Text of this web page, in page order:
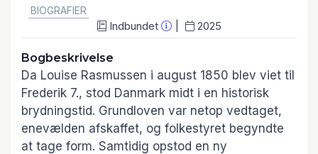
BIOGRAFIER
Indbundet 2025
Bogbeskrivelse
Da Louise Rasmussen i august 1850 blev viet til
Frederik 7., stod Danmark midt i en historisk
brydningstid. Grundloven var netop vedtaget,
enevælden afskaffet, og folkestyret begyndte
at tage form. Samtidig opstod en ny